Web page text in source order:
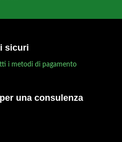
sicuri
i metodi di pagamento
una consulenza